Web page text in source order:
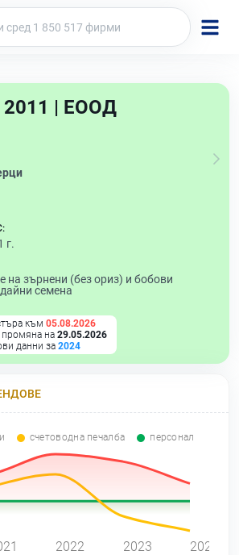
| ЕООД
г.
на зърнени (без ориз) и бобови
семена
към 05.08.2026
промяна на 29.05.2026
данни за 2024
счетоводна печалба персонал
2022 2023 2024